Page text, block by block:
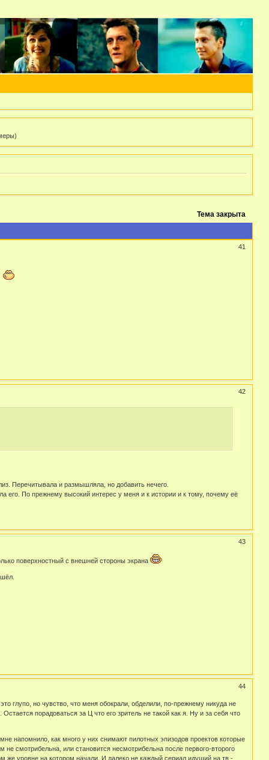
Тема закрыта
41
42
Перечитывала и размышляла, но добавить нечего.
его. По прежнему высокий интерес у меня и к истории и к тому, почему её
43
поверхностный с внешней стороны экрана
44
глупо, но чувство, что меня обокрали, обделили, по-прежнему никуда не
порадоваться за Ц что его зритель не такой как я. Ну и за себя что
напомнило, как много у них снимают пилотных эпизодов проектов которые
смотрибельна, или становится несмотрибельна после первого-второго
же уровне на котором начали. И далеко не каждый сериал идущий на тв -